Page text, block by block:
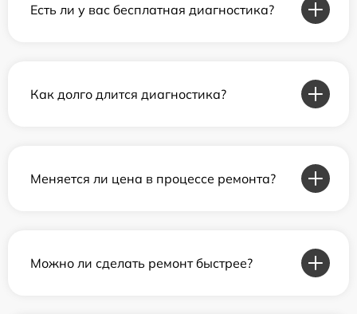
Есть ли у вас бесплатная диагностика?
Как долго длится диагностика?
Меняется ли цена в процессе ремонта?
Можно ли сделать ремонт быстрее?